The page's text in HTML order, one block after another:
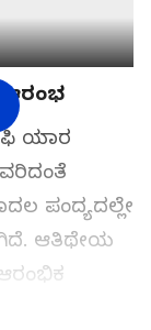
ಆರಂಭ
ಯಾರ
ಪಂದ್ಯದಲ್ಲೇ
ಆತಿಥೇಯ